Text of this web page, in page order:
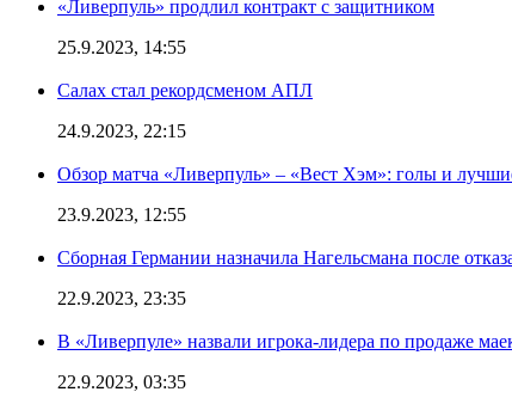
«Ливерпуль» продлил контракт с защитником
25.9.2023, 14:55
Салах стал рекордсменом АПЛ
24.9.2023, 22:15
Обзор матча «Ливерпуль» – «Вест Хэм»: голы и
23.9.2023, 12:55
Сборная Германии назначила Нагельсмана после
22.9.2023, 23:35
В «Ливерпуле» назвали игрока-лидера по продаже
22.9.2023, 03:35